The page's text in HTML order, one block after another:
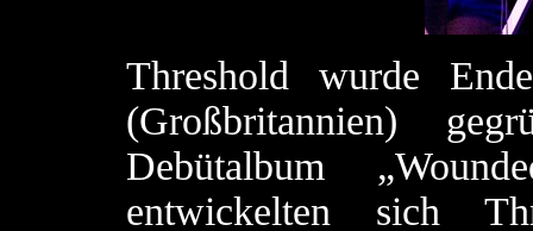
Threshold wurde
(Großbritannien)
Debütalbum
entwickelten sich